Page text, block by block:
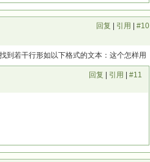
回复 引用 #10
到若干行形如以下格式的文本：这个怎样用
回复 引用 #11